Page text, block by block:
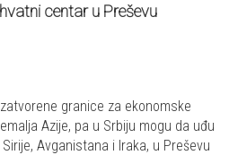
centar u Preševu
granice za ekonomske
Azije, pa u Srbiju mogu da uđu
Avganistana i Iraka, u Preševu